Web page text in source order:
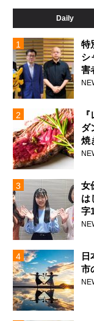
Daily
特
シ
害
リ
ダ
焼
女
は
字
市